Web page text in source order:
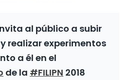
al público a subir
realizar experimentos
a él en el
de la #FILIPN 2018